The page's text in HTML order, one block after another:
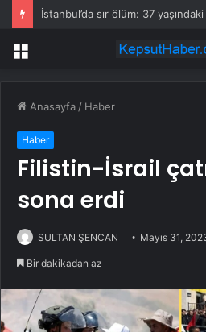
Menü
Anasayfa / Haber
Haber
Filistin-İsrail
sona erdi
SULTAN ŞENCAN Mayıs 31,
Bir dakikadan az